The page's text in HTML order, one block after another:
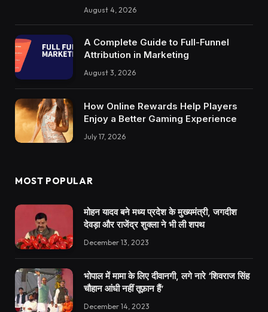
August 4, 2026
A Complete Guide to Full-Funnel
Attribution in Marketing
August 3, 2026
How Online Rewards Help Players
Enjoy a Better Gaming Experience
July 17, 2026
MOST POPULAR
मोहन यादव बने मध्य प्रदेश के मुख्यमंत्री, जगदीश
देवड़ा और राजेंद्र शुक्ला ने भी ली शपथ
December 13, 2023
भोपाल में मामा के लिए दीवानगी, लगे नारे ‘शिवराज सिंह
चौहान आंधी नहीं तूफ़ान हैं’
December 14, 2023